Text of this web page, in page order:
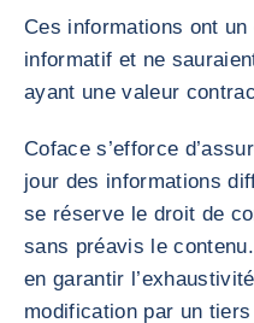
Ces informations ont
informatif et ne
ayant une valeur
Coface s’efforce
jour des informations
se réserve le droit de
sans préavis le
en garantir
modification par un